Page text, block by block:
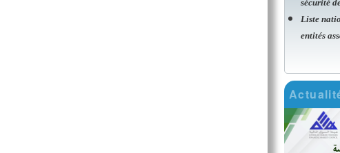
sécurité
Liste
entités